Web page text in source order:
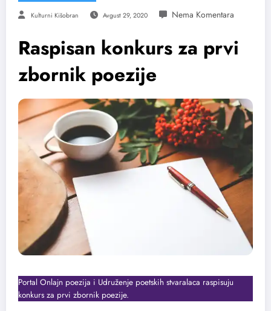
Kulturni Kišobran Avgust 29, 2020
Raspisan konkurs za prvi
zbornik poezije
Portal Onlajn poezija i Udruženje poetskih stvaralaca raspisuju
konkurs za prvi zbornik poezije.